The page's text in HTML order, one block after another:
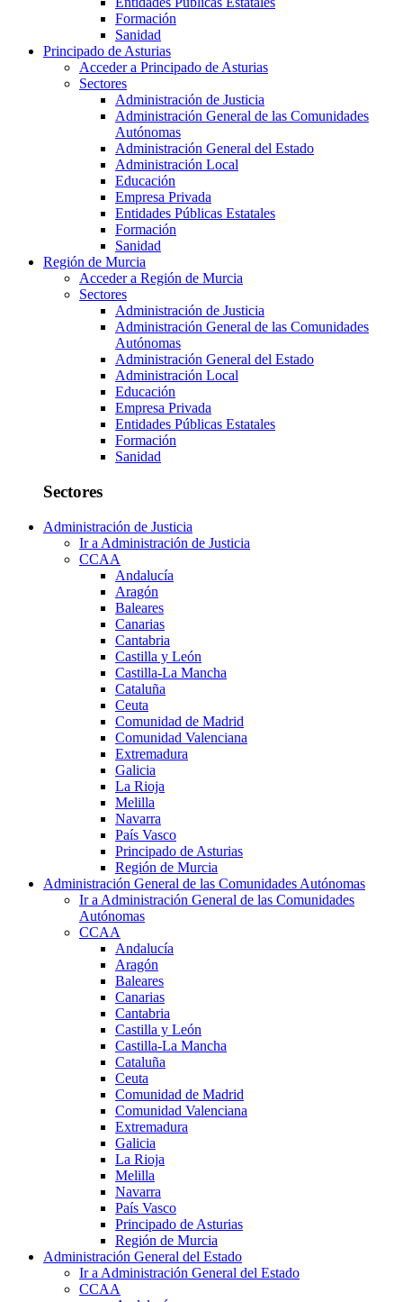
Formación
Sanidad
Principado de Asturias
Acceder a Principado de Asturias
Sectores
Administración de Justicia
Administración General de las Comunidades
Autónomas
Administración General del Estado
Administración Local
Educación
Empresa Privada
Entidades Públicas Estatales
Formación
Sanidad
Región de Murcia
Acceder a Región de Murcia
Sectores
Administración de Justicia
Administración General de las Comunidades
Autónomas
Administración General del Estado
Administración Local
Educación
Empresa Privada
Entidades Públicas Estatales
Formación
Sanidad
Sectores
Administración de Justicia
Ir a Administración de Justicia
CCAA
Andalucía
Aragón
Baleares
Canarias
Cantabria
Castilla y León
Castilla-La Mancha
Cataluña
Ceuta
Comunidad de Madrid
Comunidad Valenciana
Extremadura
Galicia
La Rioja
Melilla
Navarra
País Vasco
Principado de Asturias
Región de Murcia
Administración General de las Comunidades Autónomas
Ir a Administración General de las Comunidades
Autónomas
CCAA
Andalucía
Aragón
Baleares
Canarias
Cantabria
Castilla y León
Castilla-La Mancha
Cataluña
Ceuta
Comunidad de Madrid
Comunidad Valenciana
Extremadura
Galicia
La Rioja
Melilla
Navarra
País Vasco
Principado de Asturias
Región de Murcia
Administración General del Estado
Ir a Administración General del Estado
CCAA